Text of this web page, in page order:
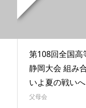
第108回全国高
静岡大会 組み
いよ夏の戦い
父母会